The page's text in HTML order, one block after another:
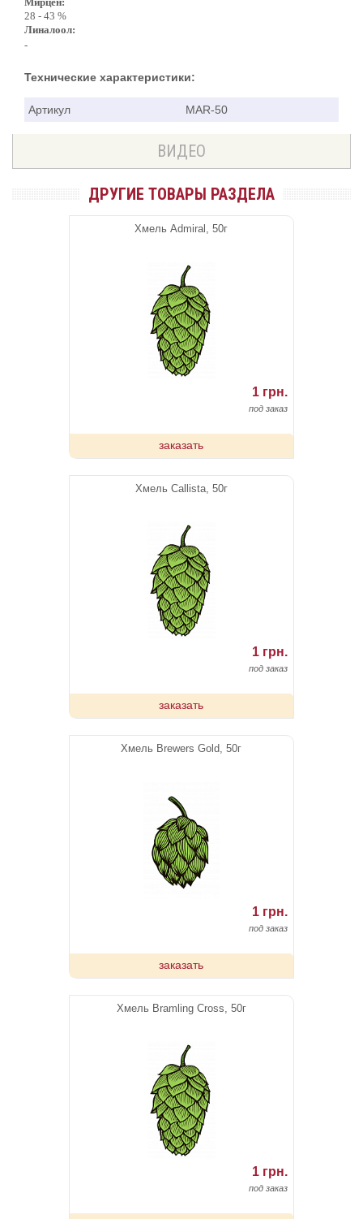
28 - 43 %
Линалоол:
-
Технические характеристики:
Артикул MAR-50
ВИДЕО
ДРУГИЕ ТОВАРЫ РАЗДЕЛА
Хмель Admiral, 50г
1 грн.
под заказ
заказать
Хмель Callista, 50г
1 грн.
под заказ
заказать
Хмель Brewers Gold, 50г
1 грн.
под заказ
заказать
Хмель Bramling Cross, 50г
1 грн.
под заказ